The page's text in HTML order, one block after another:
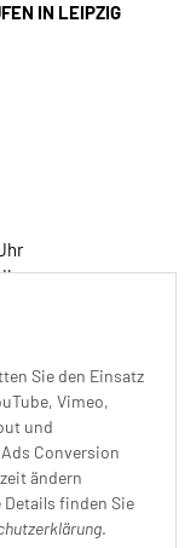
Sie den Einsatz
Vimeo,
und
Conversion
ändern
finden Sie
.
IN LEIPZIG